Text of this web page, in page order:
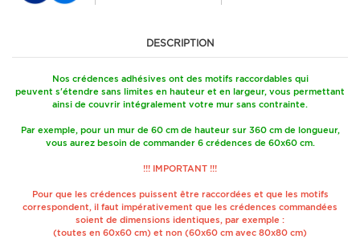
DESCRIPTION
Nos crédences adhésives ont des motifs raccordables qui
peuvent s'étendre sans limites en hauteur et en largeur, vous permettant
ainsi de couvrir intégralement votre mur sans contrainte.
Par exemple, pour un mur de 60 cm de hauteur sur 360 cm de longueur,
vous aurez besoin de commander 6 crédences de 60x60 cm.
!!! IMPORTANT !!!
Pour que les crédences puissent être raccordées et que les motifs
correspondent, il faut impérativement que les crédences commandées
soient de dimensions identiques, par exemple :
(toutes en 60x60 cm) et non (60x60 cm avec 80x80 cm)